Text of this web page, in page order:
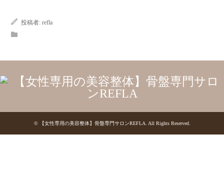
投稿者: refla
© 【女性専用の美容整体】骨盤専門サロンREFLA. All Rights Reserved.